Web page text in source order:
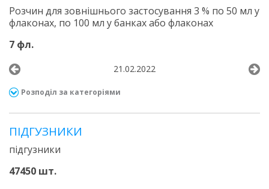
Розчин для зовнішнього застосування 3 % по 50 мл у
флаконах, по 100 мл у банках або флаконах
7 фл.
21.02.2022
Розподіл за категоріями
ПІДГУЗНИКИ
підгузники
47450 шт.